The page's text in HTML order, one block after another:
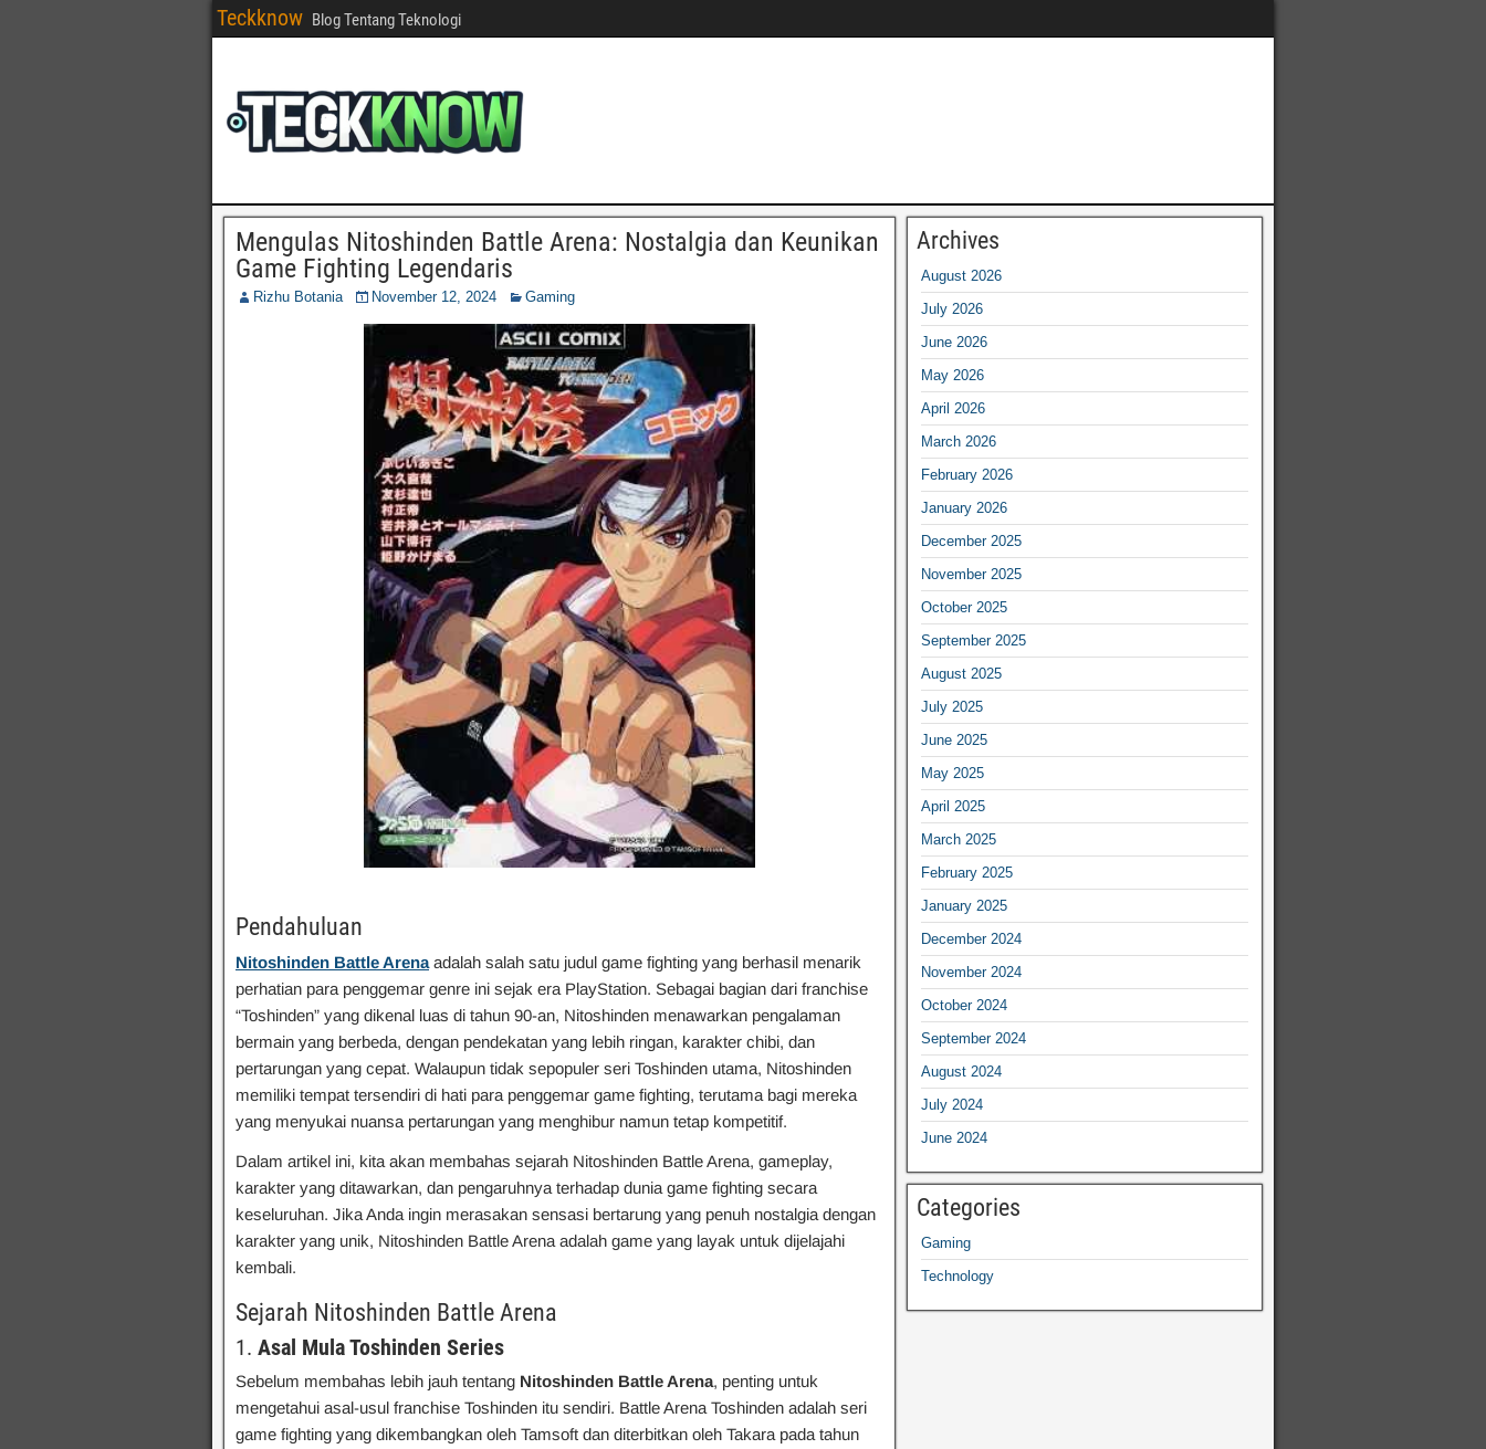
Teckknow Blog Tentang Teknologi
Mengulas Nitoshinden Battle Arena: Nostalgia dan Keunikan
Game Fighting Legendaris
Rizhu Botania November 12, 2024 Gaming
Pendahuluan
Nitoshinden Battle Arena adalah salah satu judul game fighting yang berhasil menarik
perhatian para penggemar genre ini sejak era PlayStation. Sebagai bagian dari franchise
“Toshinden” yang dikenal luas di tahun 90-an, Nitoshinden menawarkan pengalaman
bermain yang berbeda, dengan pendekatan yang lebih ringan, karakter chibi, dan
pertarungan yang cepat. Walaupun tidak sepopuler seri Toshinden utama, Nitoshinden
memiliki tempat tersendiri di hati para penggemar game fighting, terutama bagi mereka
yang menyukai nuansa pertarungan yang menghibur namun tetap kompetitif.
Dalam artikel ini, kita akan membahas sejarah Nitoshinden Battle Arena, gameplay,
karakter yang ditawarkan, dan pengaruhnya terhadap dunia game fighting secara
keseluruhan. Jika Anda ingin merasakan sensasi bertarung yang penuh nostalgia dengan
karakter yang unik, Nitoshinden Battle Arena adalah game yang layak untuk dijelajahi
kembali.
Sejarah Nitoshinden Battle Arena
1. Asal Mula Toshinden Series
Sebelum membahas lebih jauh tentang Nitoshinden Battle Arena, penting untuk
mengetahui asal-usul franchise Toshinden itu sendiri. Battle Arena Toshinden adalah seri
game fighting yang dikembangkan oleh Tamsoft dan diterbitkan oleh Takara pada tahun
Archives
August 2026
July 2026
June 2026
May 2026
April 2026
March 2026
February 2026
January 2026
December 2025
November 2025
October 2025
September 2025
August 2025
July 2025
June 2025
May 2025
April 2025
March 2025
February 2025
January 2025
December 2024
November 2024
October 2024
September 2024
August 2024
July 2024
June 2024
Categories
Gaming
Technology